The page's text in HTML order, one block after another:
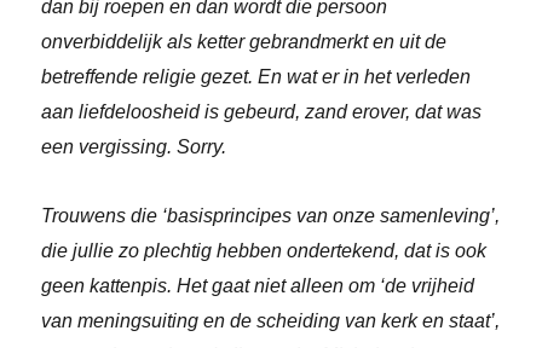
dan bij roepen en dan wordt die persoon
onverbiddelijk als ketter gebrandmerkt en uit de
betreffende religie gezet. En wat er in het verleden
aan liefdeloosheid is gebeurd, zand erover, dat was
een vergissing. Sorry.
Trouwens die ‘basisprincipes van onze samenleving’,
die jullie zo plechtig hebben ondertekend, dat is ook
geen kattenpis. Het gaat niet alleen om ‘de vrijheid
van meningsuiting en de scheiding van kerk en staat’,